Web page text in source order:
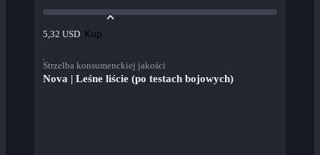
5,32 USD Kup
Strzelba konsumenckiej jakości
Nova | Leśne liście (po testach bojowych)